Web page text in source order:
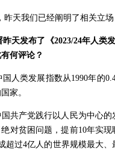
天我们已经阐明了相关立
天发布了《2023/24年人类
何评论？
人类发展指数从1990年的
家。
共产党践行以人民为中心
对贫困问题，提前10年实
超过4亿人的世界规模最大